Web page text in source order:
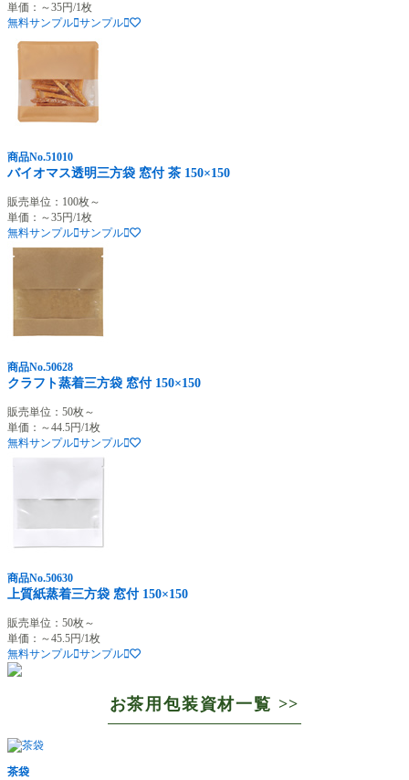
単価：～35円/1枚
無料サンプル サンプル
商品No.51010
バイオマス透明三方袋 窓付 茶 150×150
販売単位：100枚～
単価：～35円/1枚
無料サンプル サンプル
商品No.50628
クラフト蒸着三方袋 窓付 150×150
販売単位：50枚～
単価：～44.5円/1枚
無料サンプル サンプル
商品No.50630
上質紙蒸着三方袋 窓付 150×150
販売単位：50枚～
単価：～45.5円/1枚
無料サンプル サンプル
お茶用包装資材一覧 >>
茶袋